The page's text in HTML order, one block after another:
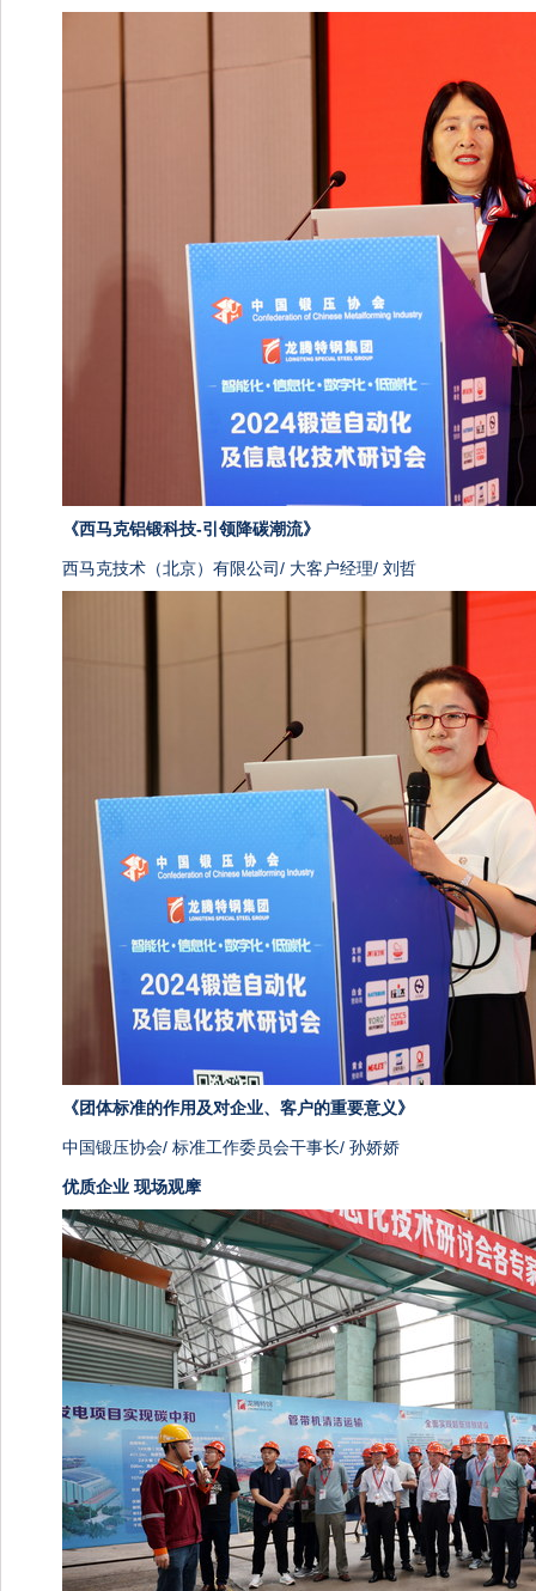
《西马克铝锻科技-引领降碳潮流》
西马克技术（北京）有限公司/ 大客户经理/ 刘哲
《团体标准的作用及对企业、客户的重要意义》
中国锻压协会/ 标准工作委员会干事长/ 孙娇娇
优质企业 现场观摩